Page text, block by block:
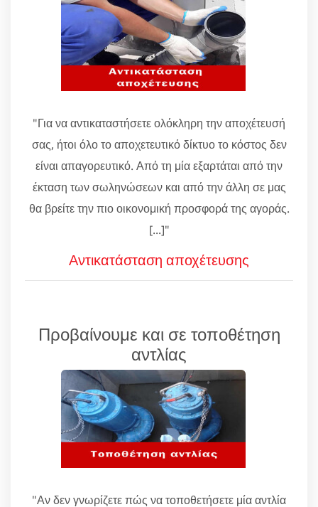
"Για να αντικαταστήσετε ολόκληρη την αποχέτευσή
σας, ήτοι όλο το αποχετευτικό δίκτυο το κόστος δεν
είναι απαγορευτικό. Από τη μία εξαρτάται από την
έκταση των σωληνώσεων και από την άλλη σε μας
θα βρείτε την πιο οικονομική προσφορά της αγοράς.
[...]"
Αντικατάσταση αποχέτευσης
Προβαίνουμε και σε τοποθέτηση
αντλίας
"Αν δεν γνωρίζετε πώς να τοποθετήσετε μία αντλία